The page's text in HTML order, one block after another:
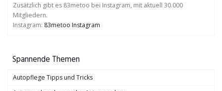
Zusätzlich gibt es 83metoo bei Instagram, mit aktuell 30.000
Mitgliedern.
Instagram: 83metoo Instagram
Spannende Themen
Autopflege Tipps und Tricks